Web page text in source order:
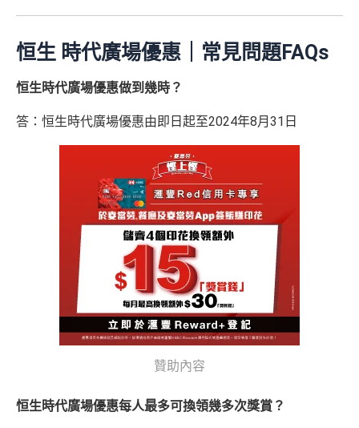
ment-and-services/chatbot-card-registration/?offer=travel
簽賬將合併計算。 合資格客戶於獲贈本台額外獎賞時，
贈有關獎賞。優惠受條款及細則約束，詳情請瀏覽恒生官
查看更多信用卡詳情及分析...
入息要求親民，學生都申請得！
網購及指定商戶、網上娛樂及網上服飾
其他網購享高達5% +FUN Dollars
4% +FUN Dollars
無得換里數
積分每年續期月計有效期24個月
日常簽賬回贈0.4%，唔算太吸引
^「恒生MMPOWER World Mastercard 5% +FUN Dollar
s」受有關條款及細則約束，詳情請瀏覽www.hangseng.c
優惠受條款及細則約束，詳情請瀏覽恒生官網
查看更多信用卡詳情及分析...
立即申請！→MrMiles.hk/enjoy-apply
📝迎新表格：
MrMiles.hk/enjoy-form
申請後記得盡快填form先有額外獎賞㗎！
*每1 里賞金≈ HK$1，可兌換FPS轉數快回贈！
4月30日或之前申請，填表呢邊：https://forms.gle/kxgn
推廣期：2026年1月2日起至2026年12月31日
發卡後首60日內，綁定enJoy卡至yuu獎賞計劃及憑卡
累積合資格零售簽賬滿HK$5,000，全新客戶可獲
積分
，(相等於HK$700)；現有其他信用卡客戶
60,000 yuu積分，(相等於HK$300)！
全新客戶為現在及緊接申請日期前12個月內未曾持有任何
恒生信用卡 / 聯營卡 / 消費卡主卡之主卡申請人。 現有信
用卡客戶為現在及/ 或緊接申請日期前12個月內曾持有任
何恒生信用卡/聯營卡主卡（不包括消費卡及專享卡）之主
卡申請人。 如指定信用卡主卡及其附屬卡共用同一信用
賞時，有關指定信用卡戶口必須仍然有效及信用狀況良
🎁迎新禮遇
恒生 - 大學/大專聯營信用卡迎新優惠
指定院校學生限定：
香港中文大學(👉申請連結：
tudent-cuhk-apply)
香港城市大學(👉申請連結：MrMiles.hk/hase-s
tudent-city-apply)
香港浸會大學(👉申請連結：MrMiles.hk/hase-s
tudent-bu-apply)
香港中文大學專業進修學院(👉申請連結：
les.hk/hase-student-cuscs-apply
香港恒生大學(👉申請連結：MrMiles.hk/hase-s
tudent-hsu-apply)
全日制大學/大專學生：
於新卡發出之日期後60日內，憑卡累積簽賬滿H
恒生 時代廣場優惠｜常見問題FAQs
恒生時代廣場優惠做到幾時？
答：恒生時代廣場優惠由即日起至2024年8月31日
贊助內容
恒生時代廣場優惠每人最多可換領幾多次獎賞？